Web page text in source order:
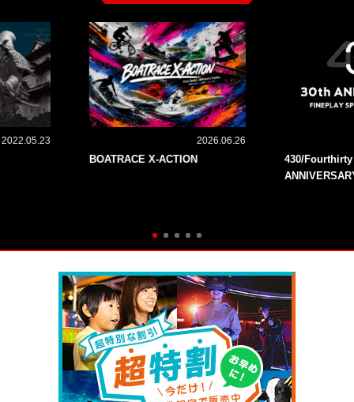
2022.05.23 2026.06.26
BOATRACE X-ACTION
430/